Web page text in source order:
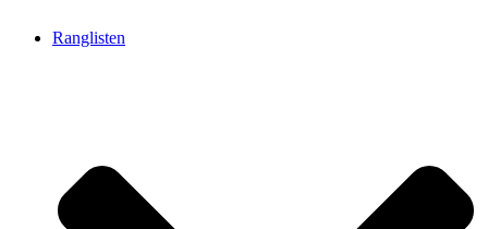
Ranglisten